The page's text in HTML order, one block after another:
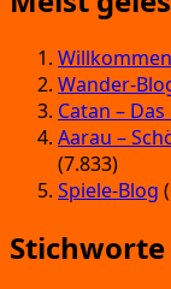
Willkommen
Wander-
Catan –
Aarau –
(7.833)
Spiele-Blog
Stichworte